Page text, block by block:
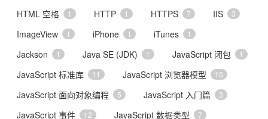
HTML 空格 1 HTTP 1 HTTPS 7 IIS 3
ImageView 1 iPhone 1 iTunes 1
Jackson 1 Java SE (JDK) 1 JavaScript 闭包 1
JavaScript 标准库 11 JavaScript 浏览器模型 15
JavaScript 面向对象编程 5 JavaScript 入门篇 3
JavaScript 事件 12 JavaScript 数据类型 7